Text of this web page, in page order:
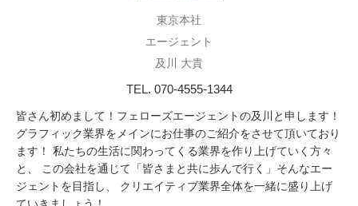
東京本社
エージェント
及川 大貴
TEL. 070-4555-1344
皆さん初めまして！フェローズエージェントの及川と申します！
グラフィック業界をメインにお仕事のご紹介をさせて頂いており
ます！ 私たちの生活に関わってくる業界を作り上げていく方々
と、 この会社を通じて「皆さまと共に歩んで行く」そんなエー
ジェントを目指し、 クリエイティブ業界全体を一緒に盛り上げ